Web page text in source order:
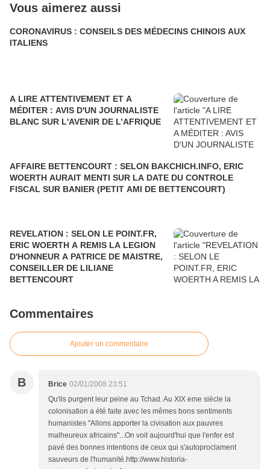
Vous aimerez aussi
CORONAVIRUS : CONSEILS DES MÉDECINS CHINOIS AUX
ITALIENS
A LIRE ATTENTIVEMENT ET A
MÉDITER : AVIS D'UN JOURNALISTE
BLANC SUR L'AVENIR DE L’AFRIQUE
AFFAIRE BETTENCOURT : SELON BAKCHICH.INFO, ERIC
WOERTH AURAIT MENTI SUR LA DATE DU CONTROLE
FISCAL SUR BANIER (PETIT AMI DE BETTENCOURT)
REVELATION : SELON LE POINT.FR,
ERIC WOERTH A REMIS LA LEGION
D'HONNEUR A PATRICE DE MAISTRE,
CONSEILLER DE LILIANE
BETTENCOURT
Commentaires
Ajouter un commentaire
B Brice 02/01/2008 23:51
Qu'ils purgent leur peine au Tchad. Au XIX eme siècle la
colonisation a été faite avec les mêmes bons sentiments
humanistes "Allons apporter la civisation aux pauvres
malheureux africains"...On voit aujourd'hui que l'enfer est
pavé des bonnes intentions de ceux qui s'autoproclament
sauveurs de l'humanité.http://www.historia-